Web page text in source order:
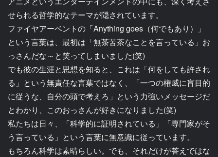
せられる哲学的なテーマが隠されています。
ファイヤアーベントの「Anything goes（何でもあり）」
という言葉は、最初は「無茶苦茶なことを言っている」お
っさんだな～と笑ってしまいました(笑)
でも彼の生涯と思想を知ると、これは「何をしても許され
る」という無責任な言葉ではなく、「一つの権威に盲目的
に従うな、自分の頭で考えろ」という力強いメッセージだ
とわかり、このおっさんが好きになりました(笑)
私たちは日々、「科学的に証明されている」「専門家がそ
う言っている」という言葉に無意識に従っています。
もちろん科学は素晴らしい。でも、それだけが答えではな